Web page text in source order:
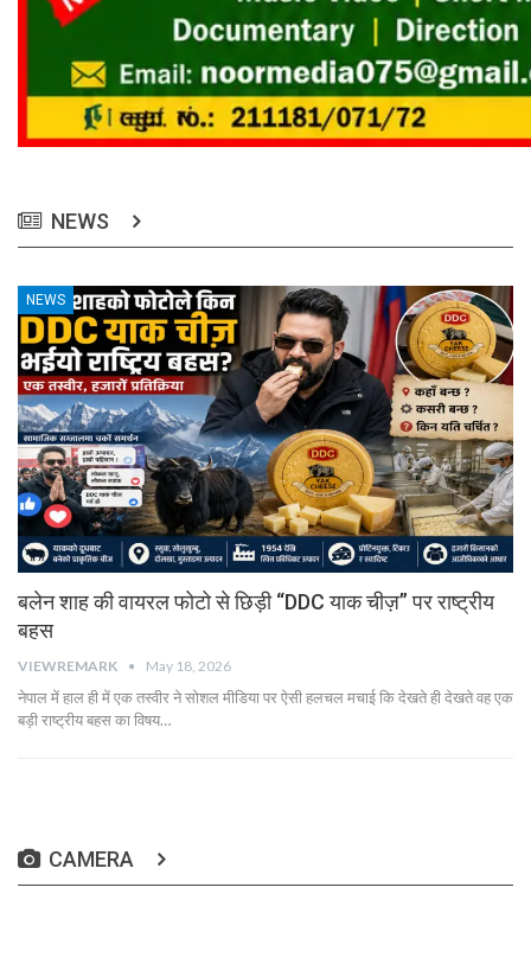
NEWS
NEWS
बलेन शाह की वायरल फोटो से छिड़ी “DDC याक चीज़” पर राष्ट्रीय
बहस
VIEWREMARK May 18, 2026
नेपाल में हाल ही में एक तस्वीर ने सोशल मीडिया पर ऐसी हलचल मचाई कि देखते ही देखते वह एक
बड़ी राष्ट्रीय बहस का विषय…
CAMERA